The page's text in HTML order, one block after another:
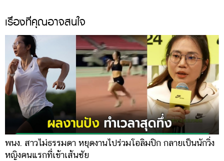
เรื่องที่คุณอาจสนใจ
พนง. สาวไม่ธรรมดา หยุดงานไปร่วมโอลิมปิก กลายเป็นนักวิ่ง
หญิงคนแรกที่เข้าเส้นชัย